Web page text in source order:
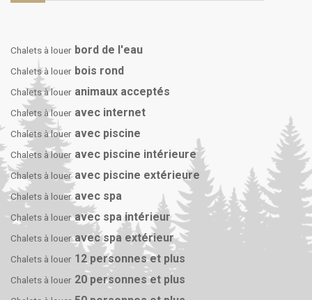
Chalets à louer bord de l'eau
Chalets à louer bois rond
Chalets à louer animaux acceptés
Chalets à louer avec internet
Chalets à louer avec piscine
Chalets à louer avec piscine intérieure
Chalets à louer avec piscine extérieure
Chalets à louer avec spa
Chalets à louer avec spa intérieur
Chalets à louer avec spa extérieur
Chalets à louer 12 personnes et plus
Chalets à louer 20 personnes et plus